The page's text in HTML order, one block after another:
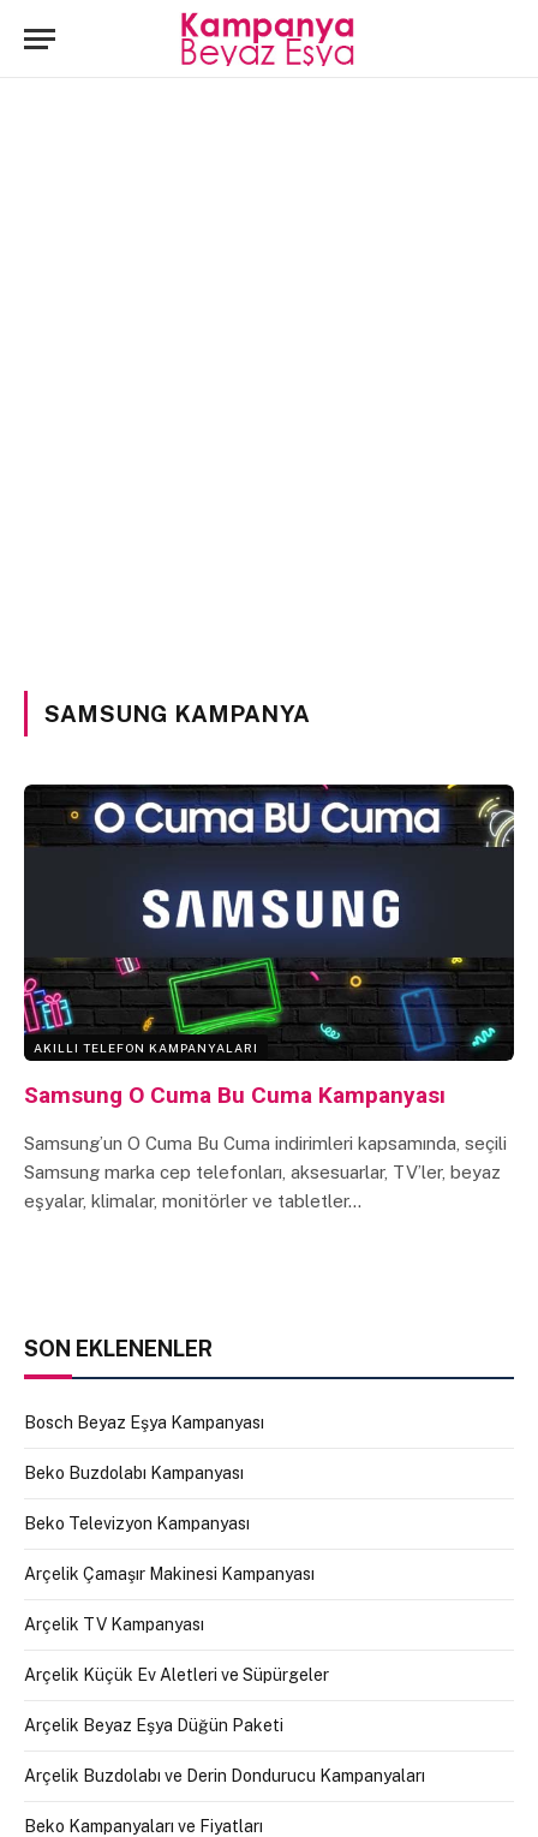
SAMSUNG KAMPANYA
AKILLI TELEFON KAMPANYALARI
Samsung O Cuma Bu Cuma Kampanyası
Samsung’un O Cuma Bu Cuma indirimleri kapsamında, seçili
Samsung marka cep telefonları, aksesuarlar, TV’ler, beyaz
eşyalar, klimalar, monitörler ve tabletler…
SON EKLENENLER
Bosch Beyaz Eşya Kampanyası
Beko Buzdolabı Kampanyası
Beko Televizyon Kampanyası
Arçelik Çamaşır Makinesi Kampanyası
Arçelik TV Kampanyası
Arçelik Küçük Ev Aletleri ve Süpürgeler
Arçelik Beyaz Eşya Düğün Paketi
Arçelik Buzdolabı ve Derin Dondurucu Kampanyaları
Beko Kampanyaları ve Fiyatları